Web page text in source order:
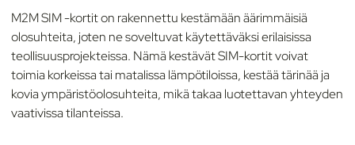
M2M SIM -kortit on rakennettu kestämään äärimmäisiä
olosuhteita, joten ne soveltuvat käytettäväksi erilaisissa
teollisuusprojekteissa. Nämä kestävät SIM-kortit voivat
toimia korkeissa tai matalissa lämpötiloissa, kestää tärinää ja
kovia ympäristöolosuhteita, mikä takaa luotettavan yhteyden
vaativissa tilanteissa.